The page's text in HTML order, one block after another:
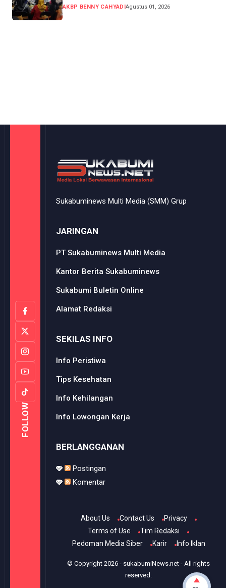
AKBP BENNY CAHYADIAgustus 01, 2026
FOLLOW
Sukabuminews Multi Media (SMM) Grup
JARINGAN
PT Sukabuminews Multi Media
Kantor Berita Sukabuminews
Sukabumi Buletin Online
Alamat Redaksi
SEKILAS INFO
Info Peristiwa
Tips Kesehatan
Info Kehilangan
Info Lowongan Kerja
BERLANGGANAN
Postingan
Komentar
About Us Contact Us
Privacy
Terms of Use
Tim Redaksi
Pedoman Media Siber
Karir Info Iklan
© Copyright2026 - sukabumiNews.net - All rights
reserved.